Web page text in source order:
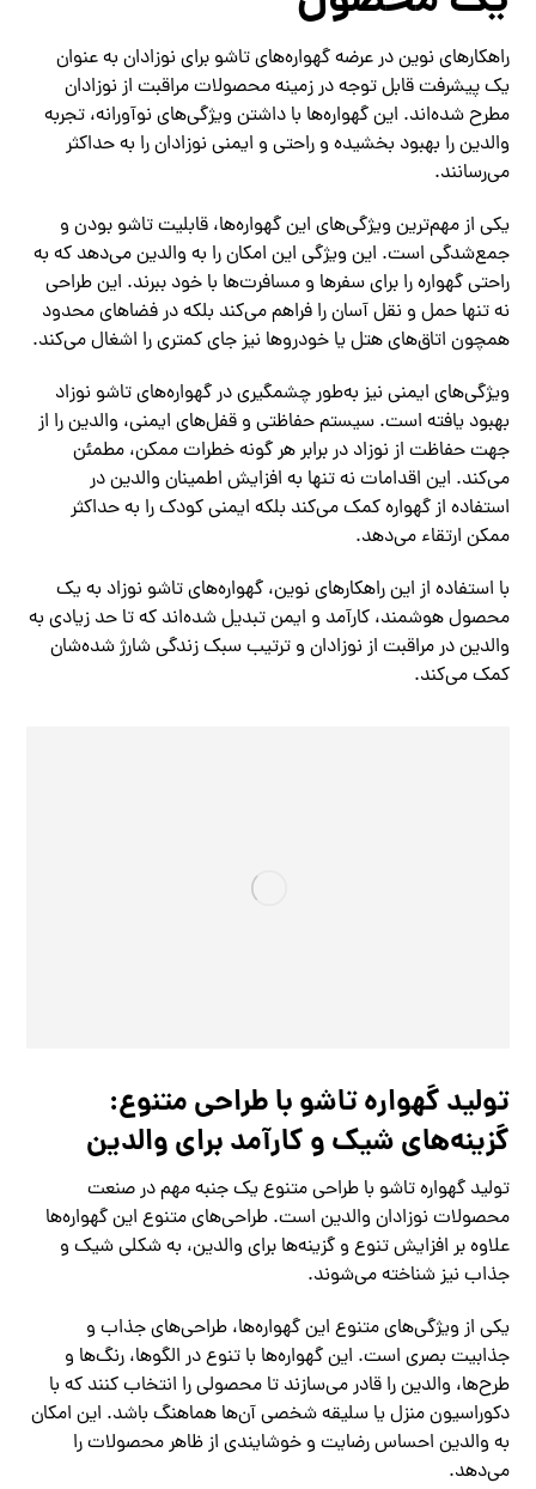
راهکارهای نوین در عرضه گهواره‌های تاشو برای نوزادان به عنوان
یک پیشرفت قابل توجه در زمینه محصولات مراقبت از نوزادان
مطرح شده‌اند. این گهواره‌ها با داشتن ویژگی‌های نوآورانه، تجربه
والدین را بهبود بخشیده و راحتی و ایمنی نوزادان را به حداکثر
می‌رسانند.
یکی از مهم‌ترین ویژگی‌های این گهواره‌ها، قابلیت تاشو بودن و
جمع‌شدگی است. این ویژگی این امکان را به والدین می‌دهد که به
راحتی گهواره را برای سفرها و مسافرت‌ها با خود ببرند. این طراحی
نه تنها حمل و نقل آسان را فراهم می‌کند بلکه در فضاهای محدود
همچون اتاق‌های هتل یا خودروها نیز جای کمتری را اشغال می‌کند.
ویژگی‌های ایمنی نیز به‌طور چشمگیری در گهواره‌های تاشو نوزاد
بهبود یافته است. سیستم حفاظتی و قفل‌های ایمنی، والدین را از
جهت حفاظت از نوزاد در برابر هر گونه خطرات ممکن، مطمئن
می‌کند. این اقدامات نه تنها به افزایش اطمینان والدین در
استفاده از گهواره کمک می‌کند بلکه ایمنی کودک را به حداکثر
ممکن ارتقاء می‌دهد.
با استفاده از این راهکارهای نوین، گهواره‌های تاشو نوزاد به یک
محصول هوشمند، کارآمد و ایمن تبدیل شده‌اند که تا حد زیادی به
والدین در مراقبت از نوزادان و ترتیب سبک زندگی شارژ شده‌شان
کمک می‌کند.
تولید گهواره تاشو با طراحی متنوع:
گزینه‌های شیک و کارآمد برای والدین
تولید گهواره تاشو با طراحی متنوع یک جنبه مهم در صنعت
محصولات نوزادان والدین است. طراحی‌های متنوع این گهواره‌ها
علاوه بر افزایش تنوع و گزینه‌ها برای والدین، به شکلی شیک و
جذاب نیز شناخته می‌شوند.
یکی از ویژگی‌های متنوع این گهواره‌ها، طراحی‌های جذاب و
جذابیت بصری است. این گهواره‌ها با تنوع در الگوها، رنگ‌ها و
طرح‌ها، والدین را قادر می‌سازند تا محصولی را انتخاب کنند که با
دکوراسیون منزل یا سلیقه شخصی آن‌ها هماهنگ باشد. این امکان
به والدین احساس رضایت و خوشایندی از ظاهر محصولات را
می‌دهد.